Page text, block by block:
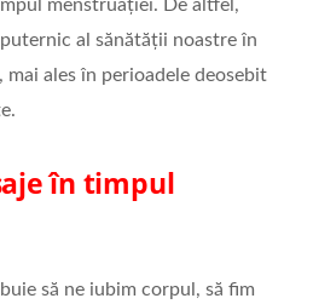
menstruației. De altfel,
al sănătății noastre în
ales în perioadele deosebit
în timpul
să ne iubim corpul, să fim